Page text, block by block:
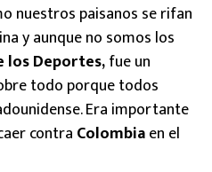
nuestros paisanos se rifan
y aunque no somos los
los Deportes,fue un
todo porque todos
Era importante
contra Colombiaen el